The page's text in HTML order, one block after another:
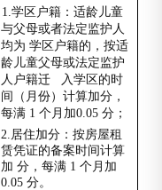
1.学区户籍：适龄儿童
与父母或者法定监护人
均为 学区户籍的，按适
龄儿童父母或法定监护
人户籍迁 入学区的时
间（月份）计算加分，
每满 1 个月加0.05 分；
2.居住加分：按房屋租
赁凭证的备案时间计算
加 分，每满 1 个月加
0.05 分。